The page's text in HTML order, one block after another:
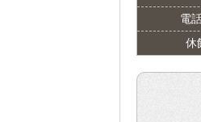
電
休